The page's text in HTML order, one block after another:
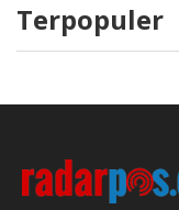
Terpopuler